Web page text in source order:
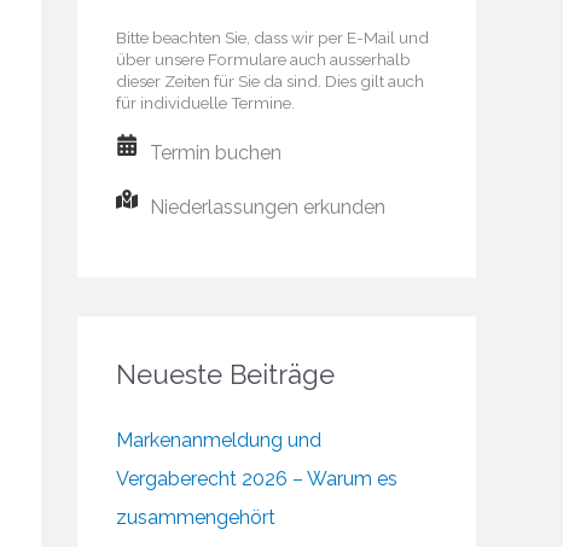
Bitte beachten Sie, dass wir per E-Mail und
über unsere Formulare auch ausserhalb
dieser Zeiten für Sie da sind. Dies gilt auch
für individuelle Termine.
Termin buchen
Niederlassungen erkunden
Neueste Beiträge
Markenanmeldung und
Vergaberecht 2026 – Warum es
zusammengehört